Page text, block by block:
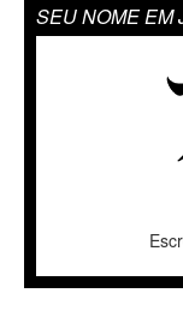
SEU NOME EM